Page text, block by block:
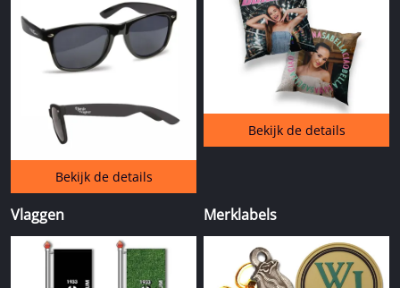
Bekijk de details
Bekijk de details
Vlaggen Merklabels